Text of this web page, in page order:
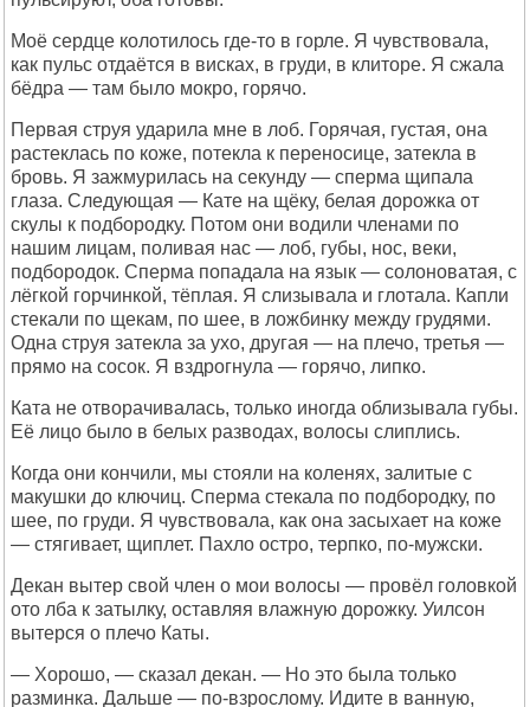
Моё сердце колотилось где-то в горле. Я чувствовала,
как пульс отдаётся в висках, в груди, в клиторе. Я сжала
бёдра — там было мокро, горячо.
Первая струя ударила мне в лоб. Горячая, густая, она
растеклась по коже, потекла к переносице, затекла в
бровь. Я зажмурилась на секунду — сперма щипала
глаза. Следующая — Кате на щёку, белая дорожка от
скулы к подбородку. Потом они водили членами по
нашим лицам, поливая нас — лоб, губы, нос, веки,
подбородок. Сперма попадала на язык — солоноватая, с
лёгкой горчинкой, тёплая. Я слизывала и глотала. Капли
стекали по щекам, по шее, в ложбинку между грудями.
Одна струя затекла за ухо, другая — на плечо, третья —
прямо на сосок. Я вздрогнула — горячо, липко.
Ката не отворачивалась, только иногда облизывала губы.
Её лицо было в белых разводах, волосы слиплись.
Когда они кончили, мы стояли на коленях, залитые с
макушки до ключиц. Сперма стекала по подбородку, по
шее, по груди. Я чувствовала, как она засыхает на коже
— стягивает, щиплет. Пахло остро, терпко, по-мужски.
Декан вытер свой член о мои волосы — провёл головкой
ото лба к затылку, оставляя влажную дорожку. Уилсон
вытерся о плечо Каты.
— Хорошо, — сказал декан. — Но это была только
разминка. Дальше — по-взрослому. Идите в ванную,